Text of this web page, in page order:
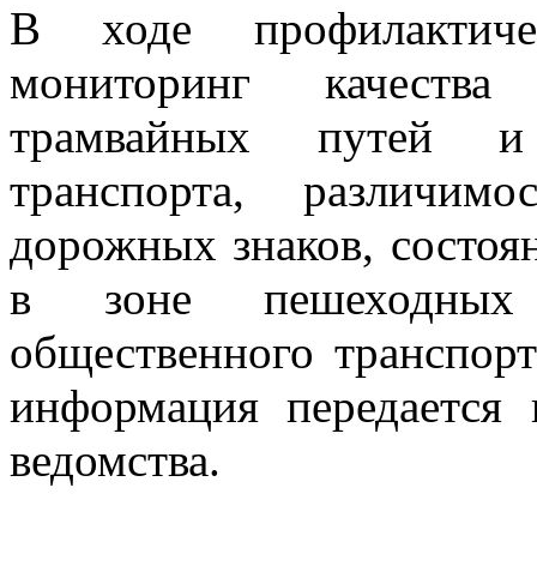
В ходе
мониторинг
трамвайных путей и
транспорта,
дорожных знаков,
в зоне
общественного
информация
ведомства.